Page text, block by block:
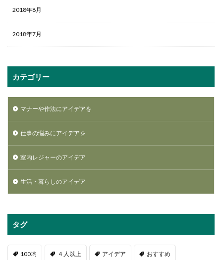
2018年8月
2018年7月
カテゴリー
マナーや作法にアイデアを
仕事の悩みにアイデアを
室内レジャーのアイデア
生活・暮らしのアイデア
タグ
100均 ４人以上 アイデア おすすめ